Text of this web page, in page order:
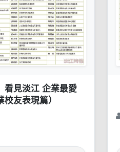
看見淡江 企業最愛
校友表現篇）